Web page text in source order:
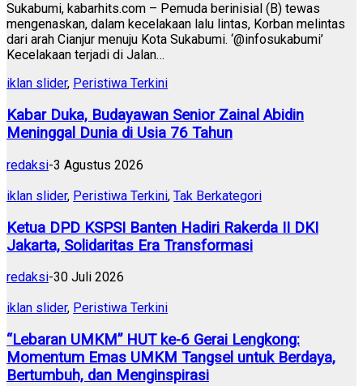
Sukabumi, kabarhits.com – Pemuda berinisial (B) tewas
mengenaskan, dalam kecelakaan lalu lintas, Korban melintas
dari arah Cianjur menuju Kota Sukabumi. ‘@infosukabumi’
Kecelakaan terjadi di Jalan…
iklan slider, Peristiwa Terkini
Kabar Duka, Budayawan Senior Zainal Abidin
Meninggal Dunia di Usia 76 Tahun
redaksi-3 Agustus 2026
iklan slider, Peristiwa Terkini, Tak Berkategori
Ketua DPD KSPSI Banten Hadiri Rakerda II DKI
Jakarta, Solidaritas Era Transformasi
redaksi-30 Juli 2026
iklan slider, Peristiwa Terkini
“Lebaran UMKM” HUT ke-6 Gerai Lengkong:
Momentum Emas UMKM Tangsel untuk Berdaya,
Bertumbuh, dan Menginspirasi